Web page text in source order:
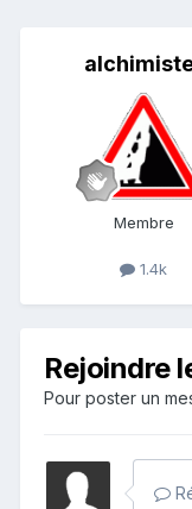
Membre
1.4k
Rejoindre
Pour poster un